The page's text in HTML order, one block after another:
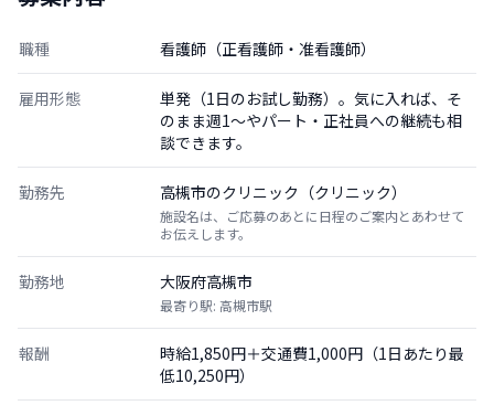
職種 看護師（正看護師・准看護師）
雇用形態
単発（1日のお試し勤務）。気に入れば、そ
のまま週1〜やパート・正社員への継続も相
談できます。
勤務先 高槻市のクリニック（クリニック）
施設名は、ご応募のあとに日程のご案内とあわせて
お伝えします。
勤務地 大阪府高槻市
最寄り駅: 高槻市駅
報酬
時給1,850円＋交通費1,000円（1日あたり最
低10,250円）